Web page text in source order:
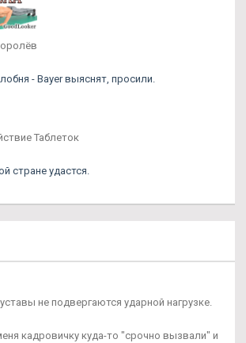
- Bayer выяснят, просили.
Таблеток
стране удастся.
не подвергаются ударной нагрузке.
кадровичку куда-то "срочно вызвали" и